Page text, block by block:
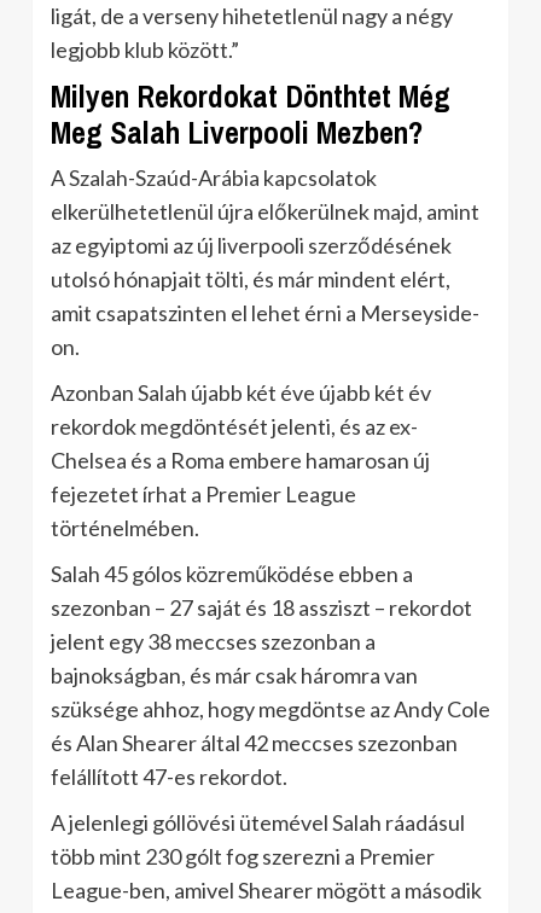
ligát, de a verseny hihetetlenül nagy a négy
legjobb klub között.”
Milyen Rekordokat Dönthtet Még
Meg Salah Liverpooli Mezben?
A Szalah-Szaúd-Arábia kapcsolatok
elkerülhetetlenül újra előkerülnek majd, amint
az egyiptomi az új liverpooli szerződésének
utolsó hónapjait tölti, és már mindent elért,
amit csapatszinten el lehet érni a Merseyside-
on.
Azonban Salah újabb két éve újabb két év
rekordok megdöntését jelenti, és az ex-
Chelsea és a Roma embere hamarosan új
fejezetet írhat a Premier League
történelmében.
Salah 45 gólos közreműködése ebben a
szezonban – 27 saját és 18 assziszt – rekordot
jelent egy 38 meccses szezonban a
bajnokságban, és már csak háromra van
szüksége ahhoz, hogy megdöntse az Andy Cole
és Alan Shearer által 42 meccses szezonban
felállított 47-es rekordot.
A jelenlegi góllövési ütemével Salah ráadásul
több mint 230 gólt fog szerezni a Premier
League-ben, amivel Shearer mögött a második